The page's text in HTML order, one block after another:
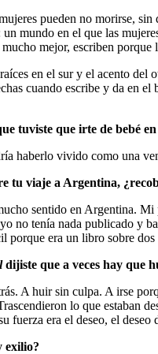
pueden no morirse,
mundo en el que las
mejor, escriben porque
en el sur y el acento del
cuando escribe y da en
tuviste que irte de bebé
haberlo vivido como una
tu viaje a Argentina,
sentido en Argentina.
no tenía nada publicado y
porque era un libro sobre
dijiste que a veces hay que
A huir sin culpa. A irse
lo que estaban
fuerza era el deseo, el
exilio?